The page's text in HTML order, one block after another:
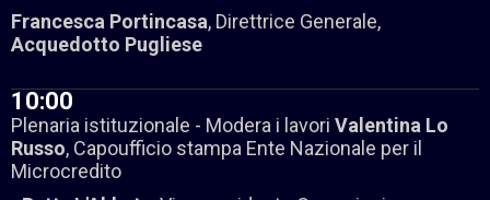
Francesca Portincasa, Direttrice Generale,
Acquedotto Pugliese
10:00
Plenaria istituzionale - Modera i lavori Valentina Lo
Russo, Capoufficio stampa Ente Nazionale per il
Microcredito